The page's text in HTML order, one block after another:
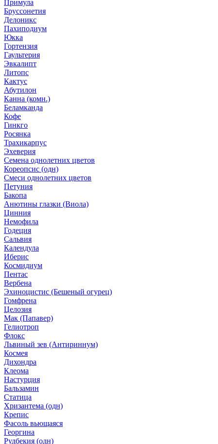
Примула
Бруссонетия
Делоникс
Пахиподиум
Юкка
Гортензия
Гаультерия
Эвкалипт
Литопс
Кактус
Абутилон
Канна (комн.)
Беламканда
Кофе
Гинкго
Росянка
Трахикарпус
Эхеверия
Семена однолетних цветов
Кореопсис (одн)
Смеси однолетних цветов
Петуния
Бакопа
Анютины глазки (Виола)
Цинния
Немофила
Годеция
Сальвия
Календула
Иберис
Космидиум
Пентас
Вербена
Эхиноцистис (Бешеный огурец)
Гомфрена
Целозия
Мак (Папавер)
Гелиотроп
Флокс
Львиный зев (Антириннум)
Космея
Дихондра
Клеома
Настурция
Бальзамин
Статица
Хризантема (одн)
Крепис
Фасоль вьющаяся
Георгина
Рудбекия (одн)